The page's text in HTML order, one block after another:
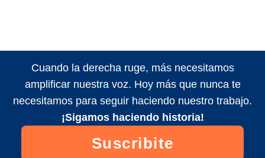
Cuando la derecha ruge, más necesitamos
amplificar nuestra voz. Hoy más que nunca te
necesitamos para seguir haciendo nuestro trabajo.
¡Sigamos haciendo historia!
Suscribite